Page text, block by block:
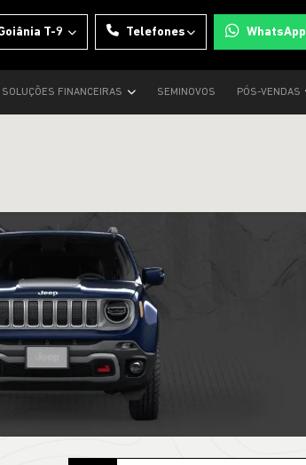
T-9 Telefones WhatsApp
SOLUÇÕES FINANCEIRAS SEMINOVOS PÓS-VENDAS